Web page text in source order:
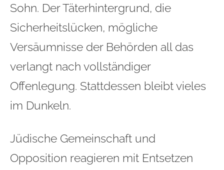
Sohn. Der Täterhintergrund, die
Sicherheitslücken, mögliche
Versäumnisse der Behörden all das
verlangt nach vollständiger
Offenlegung. Stattdessen bleibt vieles
im Dunkeln.
Jüdische Gemeinschaft und
Opposition reagieren mit Entsetzen